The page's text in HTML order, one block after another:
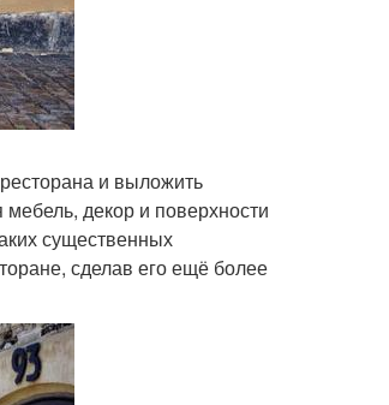
и выложить
декор и поверхности
существенных
сделав его ещё более